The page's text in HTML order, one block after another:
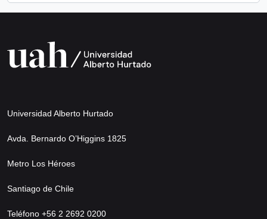
Universidad Alberto Hurtado
Avda. Bernardo O’Higgins 1825
Metro Los Héroes
Santiago de Chile
Teléfono +56 2 2692 0200